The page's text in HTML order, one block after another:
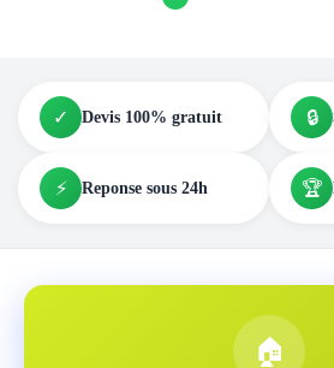
✓ Devis 100% gratuit 🔒
⚡ Reponse sous 24h 🏆
🏠